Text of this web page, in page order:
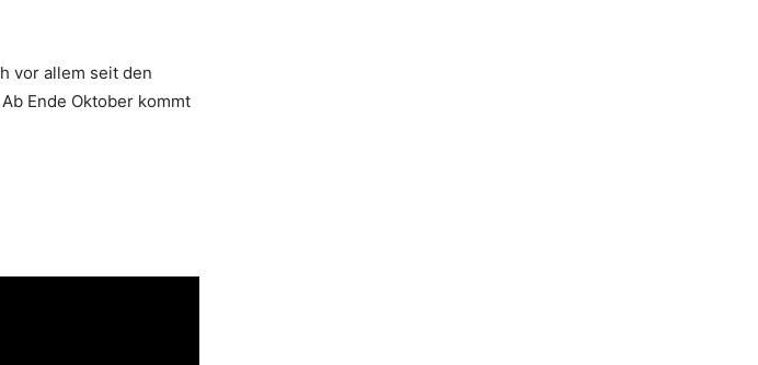
vor allem seit den
Ende Oktober kommt